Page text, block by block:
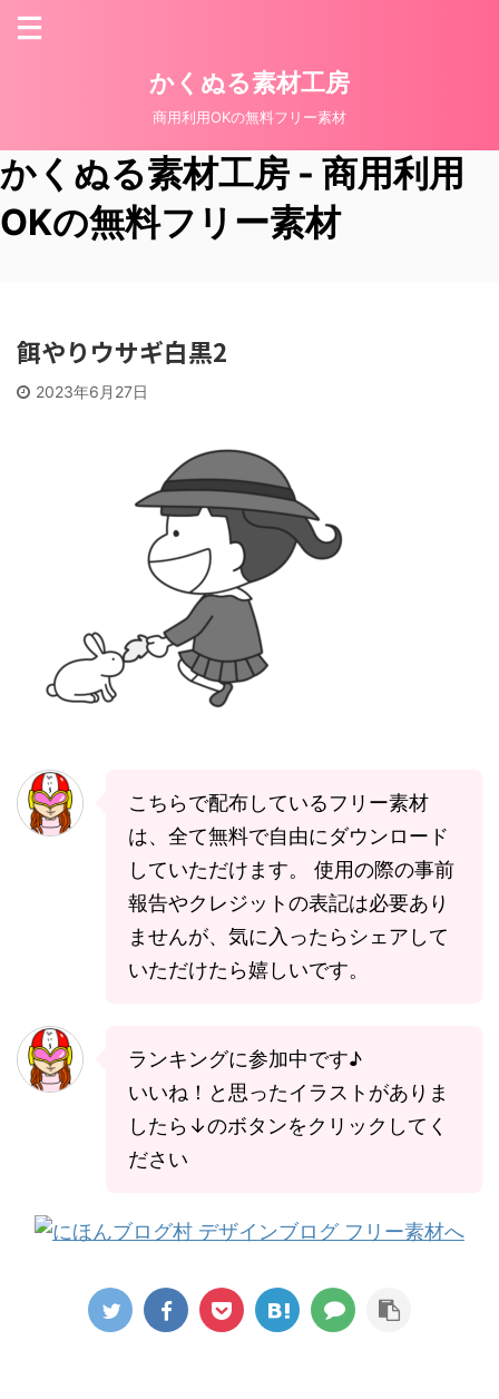
かくぬる素材工房
商用利用OKの無料フリー素材
かくぬる素材工房 - 商用利用
OKの無料フリー素材
餌やりウサギ白黒2
2023年6月27日
こちらで配布しているフリー素材
は、全て無料で自由にダウンロード
していただけます。 使用の際の事前
報告やクレジットの表記は必要あり
ませんが、気に入ったらシェアして
いただけたら嬉しいです。
ランキングに参加中です♪
いいね！と思ったイラストがありま
したら↓のボタンをクリックしてく
ださい